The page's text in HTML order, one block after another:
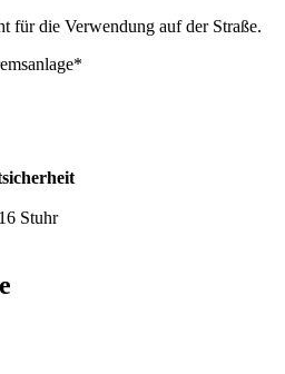
für die Verwendung auf der Straße.
Stuhr